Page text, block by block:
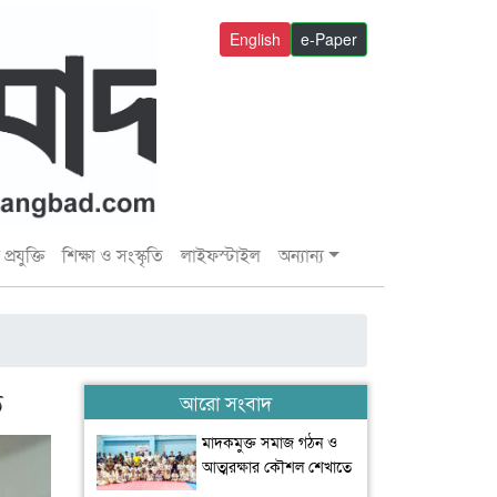
e-Paper
English
শিক্ষা ও সংস্কৃতি লাইফস্টাইল অন্যান্য
আরো সংবাদ
মাদকমুক্ত সমাজ গঠন ও
আত্মরক্ষার কৌশল শেখাতে